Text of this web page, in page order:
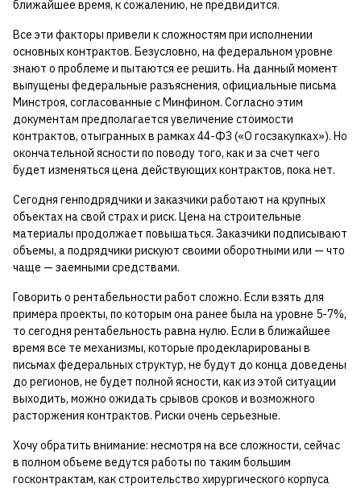
ближайшее время, к сожалению, не предвидится.
Все эти факторы привели к сложностям при исполнении
основных контрактов. Безусловно, на федеральном уровне
знают о проблеме и пытаются ее решить. На данный момент
выпущены федеральные разъяснения, официальные письма
Минстроя, согласованные с Минфином. Согласно этим
документам предполагается увеличение стоимости
контрактов, отыгранных в рамках 44-ФЗ («О госзакупках»). Но
окончательной ясности по поводу того, как и за счет чего
будет изменяться цена действующих контрактов, пока нет.
Сегодня генподрядчики и заказчики работают на крупных
объектах на свой страх и риск. Цена на строительные
материалы продолжает повышаться. Заказчики подписывают
объемы, а подрядчики рискуют своими оборотными или — что
чаще — заемными средствами.
Говорить о рентабельности работ сложно. Если взять для
примера проекты, по которым она ранее была на уровне 5-7%,
то сегодня рентабельность равна нулю. Если в ближайшее
время все те механизмы, которые продекларированы в
письмах федеральных структур, не будут до конца доведены
до регионов, не будет полной ясности, как из этой ситуации
выходить, можно ожидать срывов сроков и возможного
расторжения контрактов. Риски очень серьезные.
Хочу обратить внимание: несмотря на все сложности, сейчас
в полном объеме ведутся работы по таким большим
госконтрактам, как строительство хирургического корпуса